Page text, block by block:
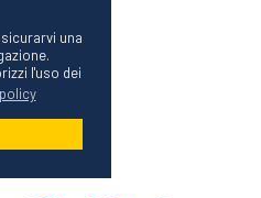
una
l'uso dei